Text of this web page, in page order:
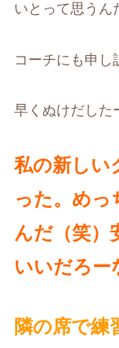
いとって思うん
コーチにも申し
早くぬけだした
私の新しい
った。めっ
んだ（笑）
いいだろー
隣の席で練